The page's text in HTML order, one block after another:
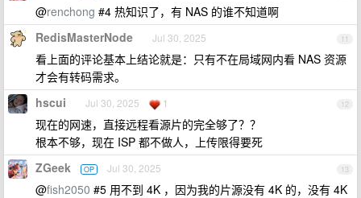
@renchong #4 热知识了，有 NAS 的谁不知道啊
11
RedisMasterNode Jul 30, 2025
看上面的评论基本上结论就是：只有不在局域网内看 NAS 资源
才会有转码需求。
12
hscui Jul 30, 2025 1
现在的网速，直接远程看源片的完全够了？？
根本不够，现在 ISP 都不做人，上传限得要死
13
ZGeek OP Jul 30, 2025
@fish2050 #5 用不到 4K ，因为我的片源没有 4K 的，没有 4K